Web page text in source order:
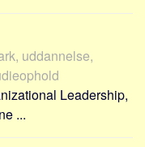
uddannelse,
Leadership,
...